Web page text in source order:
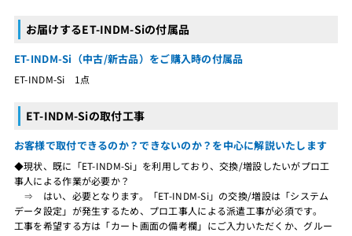
お届けするET-INDM-Siの付属品
ET-INDM-Si（中古/新古品）をご購入時の付属品
ET-INDM-Si 1点
ET-INDM-Siの取付工事
お客様で取付できるのか？できないのか？を中心に解説いたします
◆現状、既に「ET-INDM-Si」を利用しており、交換/増設したいがプロ工
事人による作業が必要か？
⇒ はい、必要となります。「ET-INDM-Si」の交換/増設は「システム
データ設定」が発生するため、プロ工事人による派遣工事が必須です。
工事を希望する方は「カート画面の備考欄」にご入力いただくか、グルー